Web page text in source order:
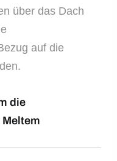
über das Dach
auf die
die